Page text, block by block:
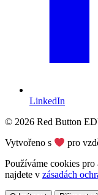
LinkedIn
© 2026 Red Button
Vytvořeno s
pro
Používáme cookies
najdete v zásadách